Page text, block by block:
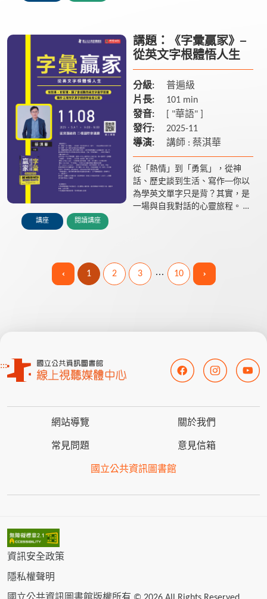
講座 閱讀講座
講題：《字彙贏家》─
從英文字根體悟人生
分級:
普遍級
片長:
101 min
發音:
[ "華語" ]
發行:
2025-11
導演:
講師 : 蔡淇華
從「熱情」到「勇氣」，從神
話、歷史談到生活、寫作──你以
為學英文單字只是背？其實，是
一場與自我對話的心靈旅程。
1 2 3 10
:::
網站導覽 關於我們
常見問題 意見信箱
國立公共資訊圖書館
資訊安全政策
隱私權聲明